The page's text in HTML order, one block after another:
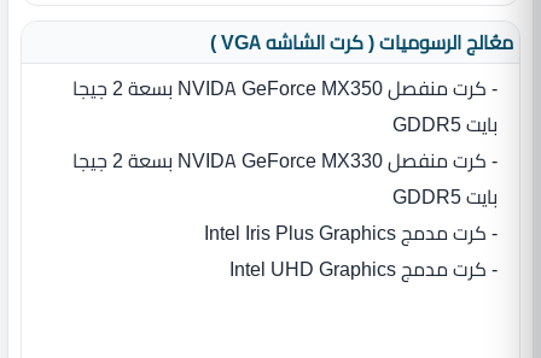
معُالج الرسوميات ( كرت الشاشه VGA )
- كرت منفصل NVIDA GeForce MX350 بسعة 2 جيجا
بايت GDDR5
- كرت منفصل NVIDA GeForce MX330 بسعة 2 جيجا
بايت GDDR5
- كرت مدمج Intel Iris Plus Graphics
- كرت مدمج Intel UHD Graphics